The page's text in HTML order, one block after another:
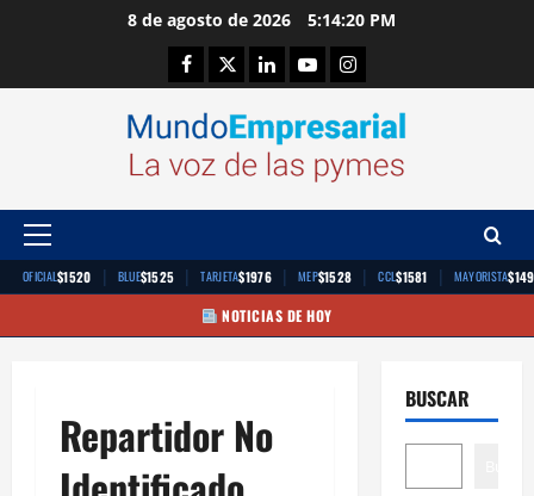
8 de agosto de 2026 5:14:20 PM
Facebook
TwitterLinkedinYoutubeInstagram
Menú
principal
OFICIAL$1520 | BLUE$1525 | TARJETA$1976 | MEP$1528 | CCL$1581 | MAYORISTA
NOTICIAS DE HOY
Repartidor No
BUSCAR